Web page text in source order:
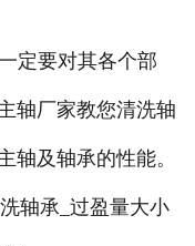
要对其各个部
轴厂家教您清洗轴
轴及轴承的性能。